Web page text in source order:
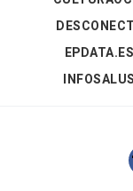
EPDATA.ES
INFOSALUS